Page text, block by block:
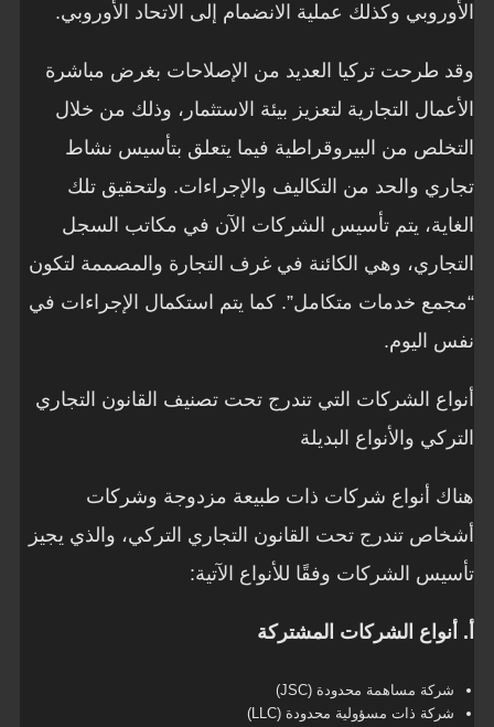
الأوروبي وكذلك عملية الانضمام إلى الاتحاد الأوروبي.
وقد طرحت تركيا العديد من الإصلاحات بغرض مباشرة
الأعمال التجارية لتعزيز بيئة الاستثمار، وذلك من خلال
التخلص من البيروقراطية فيما يتعلق بتأسيس نشاط
تجاري والحد من التكاليف والإجراءات. ولتحقيق تلك
الغاية، يتم تأسيس الشركات الآن في مكاتب السجل
التجاري، وهي الكائنة في غرف التجارة والمصممة لتكون
“مجمع خدمات متكامل”. كما يتم استكمال الإجراءات في
نفس اليوم.
أنواع الشركات التي تندرج تحت تصنيف القانون التجاري
التركي والأنواع البديلة
هناك أنواع شركات ذات طبيعة مزدوجة وشركات
أشخاص تندرج تحت القانون التجاري التركي، والذي يجيز
تأسيس الشركات وفقًا للأنواع الآتية:
أ. أنواع الشركات المشتركة
شركة مساهمة محدودة (JSC)
شركة ذات مسؤولية محدودة (LLC)